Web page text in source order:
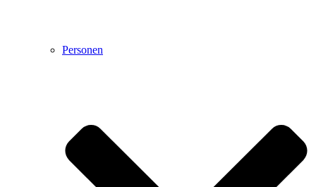
Personen